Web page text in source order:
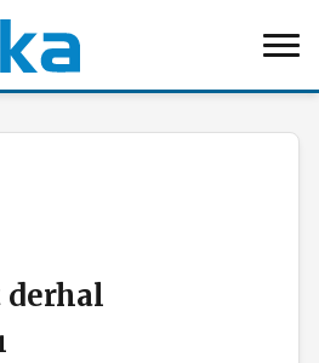
derhal